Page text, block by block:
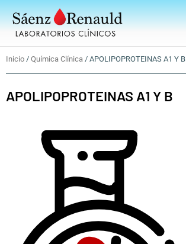
contenido
Inicio / Química Clínica / APOLIPOPROTEINAS A1 Y B
APOLIPOPROTEINAS A1 Y B